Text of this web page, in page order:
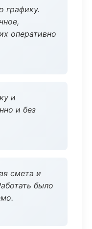
графику.
оперативно
и
и без
смета и
было